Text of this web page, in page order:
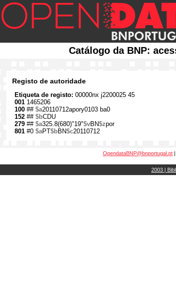
Catálogo da BNP:
Registo de autoridade
Etiqueta de registo: 00000nx j2200025 45
001 1465206
100 ## $a20110712apory0103 ba0
152 ## $bCDU
279 ## $a325.8(680)"19"$vBN$zpor
801 #0 $aPT$bBN$c20110712
OpendataBNP@bnportugal.pt |
2003 |